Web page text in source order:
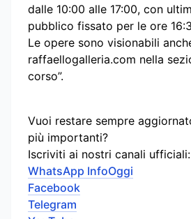
dalle 10:00 alle 17:00, con
pubblico fissato per le ore
Le opere sono visionabili
raffaellogalleria.com nella
corso”.
Vuoi restare sempre
più importanti?
Iscriviti ai nostri canali ufficiali:
WhatsApp InfoOggi
Facebook
Telegram